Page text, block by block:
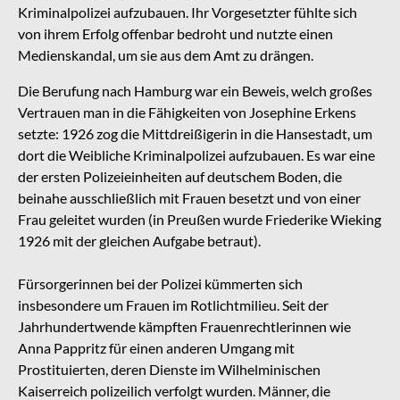
Kriminalpolizei aufzubauen. Ihr Vorgesetzter fühlte sich
von ihrem Erfolg offenbar bedroht und nutzte einen
Medienskandal, um sie aus dem Amt zu drängen.
Die Berufung nach Hamburg war ein Beweis, welch großes
Vertrauen man in die Fähigkeiten von Josephine Erkens
setzte: 1926 zog die Mittdreißigerin in die Hansestadt, um
dort die Weibliche Kriminalpolizei aufzubauen. Es war eine
der ersten Polizeieinheiten auf deutschem Boden, die
beinahe ausschließlich mit Frauen besetzt und von einer
Frau geleitet wurden (in Preußen wurde Friederike Wieking
1926 mit der gleichen Aufgabe betraut).
Fürsorgerinnen bei der Polizei kümmerten sich
insbesondere um Frauen im Rotlichtmilieu. Seit der
Jahrhundertwende kämpften Frauenrechtlerinnen wie
Anna Pappritz für einen anderen Umgang mit
Prostituierten, deren Dienste im Wilhelminischen
Kaiserreich polizeilich verfolgt wurden. Männer, die